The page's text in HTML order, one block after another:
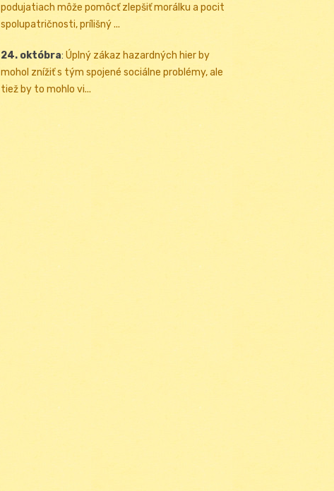
podujatiach môže pomôcť zlepšiť morálku a pocit
spolupatričnosti, prílišný ...
24. októbra: Úplný zákaz hazardných hier by
mohol znížiť s tým spojené sociálne problémy, ale
tiež by to mohlo vi...